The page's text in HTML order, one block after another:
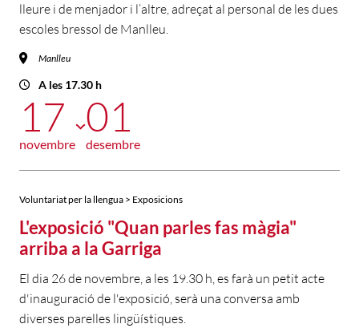
lleure i de menjador i l’altre, adreçat al personal de les dues
escoles bressol de Manlleu.
Manlleu
A les 17.30 h
17
novembre
01
desembre
Voluntariat per la llengua > Exposicions
L'exposició "Quan parles fas màgia"
arriba a la Garriga
El dia 26 de novembre, a les 19.30 h, es farà un petit acte
d'inauguració de l'exposició, serà una conversa amb
diverses parelles lingüístiques.